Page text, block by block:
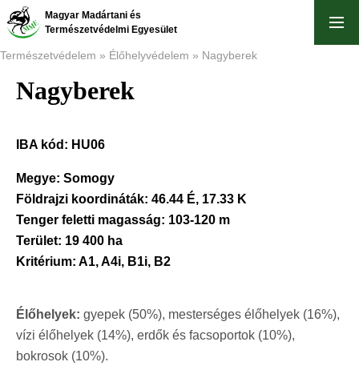
Ugrás
tartalomra
Magyar Madártani és
Természetvédelmi Egyesület
Morzsa
Természetvédelem Élőhelyvédelem Nagyberek
Nagyberek
IBA kód: HU06
Megye: Somogy
Földrajzi koordináták: 46.44 É, 17.33 K
Tenger feletti magasság: 103-120 m
Terület: 19 400 ha
Kritérium: A1, A4i, B1i, B2
Élőhelyek: gyepek (50%), mesterséges élőhelyek (16%),
vízi élőhelyek (14%), erdők és facsoportok (10%),
bokrosok (10%).